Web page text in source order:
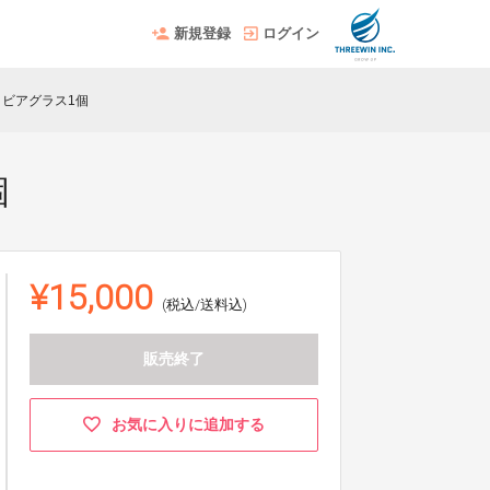
新規登録 ログイン
アグラス1個
¥15,000 (税込/送料込)
販売終了
お気に入りに追加する